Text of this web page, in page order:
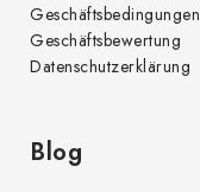
Geschäftsbedingungen
Geschäftsbewertung
Datenschutzerklärung
Blog